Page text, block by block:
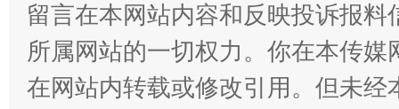
招工难、用工荒背后
留言在本网站内容和反映投诉报
所属网站的一切权力。你在本传
在网站内转载或修改引用。但未